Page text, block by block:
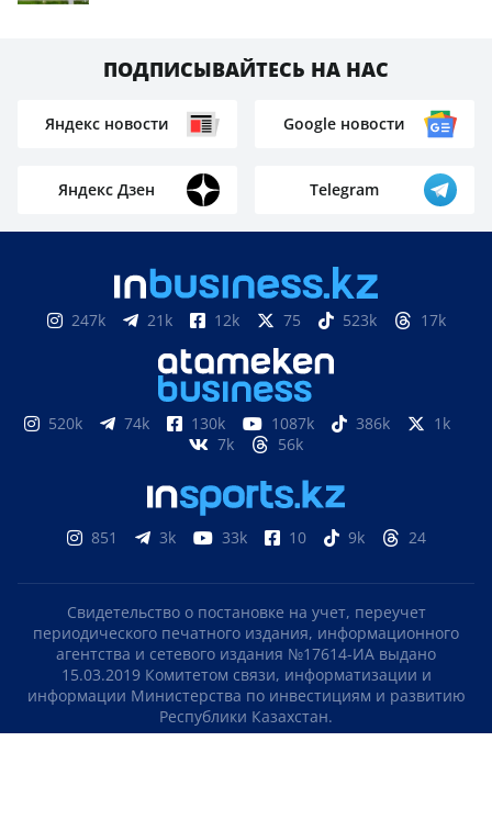
ПОДПИСЫВАЙТЕСЬ НА НАС
Яндекс новости Google новости
Яндекс Дзен Telegram
247k 21k 12k 75 523k 17k
520k 74k 130k 1087k 386k
1k
7k
56k
851 3k 33k 10 9k 24
Свидетельство о постановке на учет, переучет
периодического печатного издания, информационного
агентства и сетевого издания №17614-ИА выдано
15.03.2019 Комитетом связи, информатизации и
информации Министерства по инвестициям и развитию
Республики Казахстан.